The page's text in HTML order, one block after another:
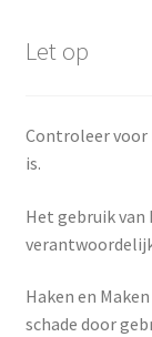
Let op
Controleer
is.
Het gebruik van
Haken en
schade door